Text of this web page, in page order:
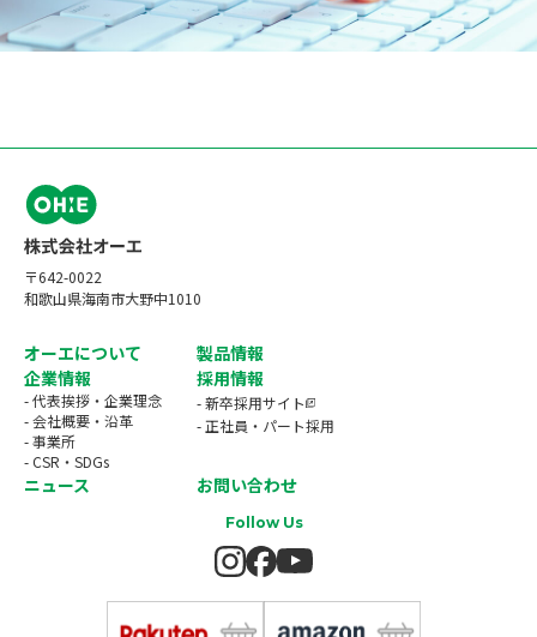
〒642-0022
和歌山県海南市大野中1010
オーエについて
製品情報
企業情報
- 代表挨拶・企業理念
- 会社概要・沿革
- 事業所
- CSR・SDGs
採用情報
- 新卒採用サイト
- 正社員・パート採用
ニュース お問い合わせ
Follow Us